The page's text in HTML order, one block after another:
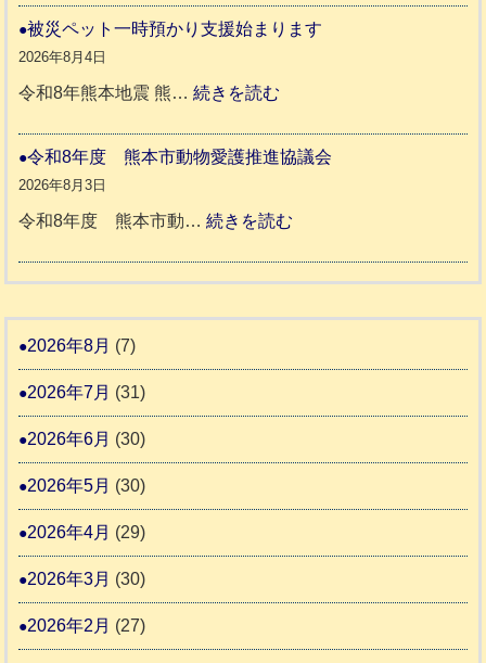
リ
ッ
さ
ん
ト
人
ホ
日
1
和
本
支
告
被災ペット一時預かり支援始まります
2026年8月4日
令和8年熊本地震 熊…続きを読む
災
ッ
か
す
令和8年度 熊本市動物愛護推進協議会
2026年8月3日
令和8年度 熊本市動…続きを読む
和
度
本
物
推
2026年8月 (7)
2026年7月 (31)
2026年6月 (30)
2026年5月 (30)
2026年4月 (29)
2026年3月 (30)
2026年2月 (27)